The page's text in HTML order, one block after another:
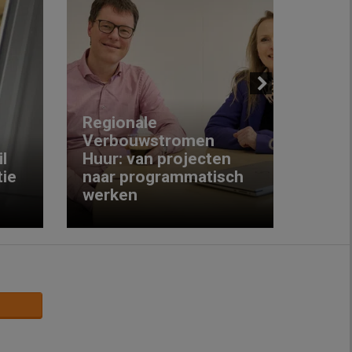
Regionale
Verbouwstromen
Huur: van projecten
naar programmatisch
werken
Next